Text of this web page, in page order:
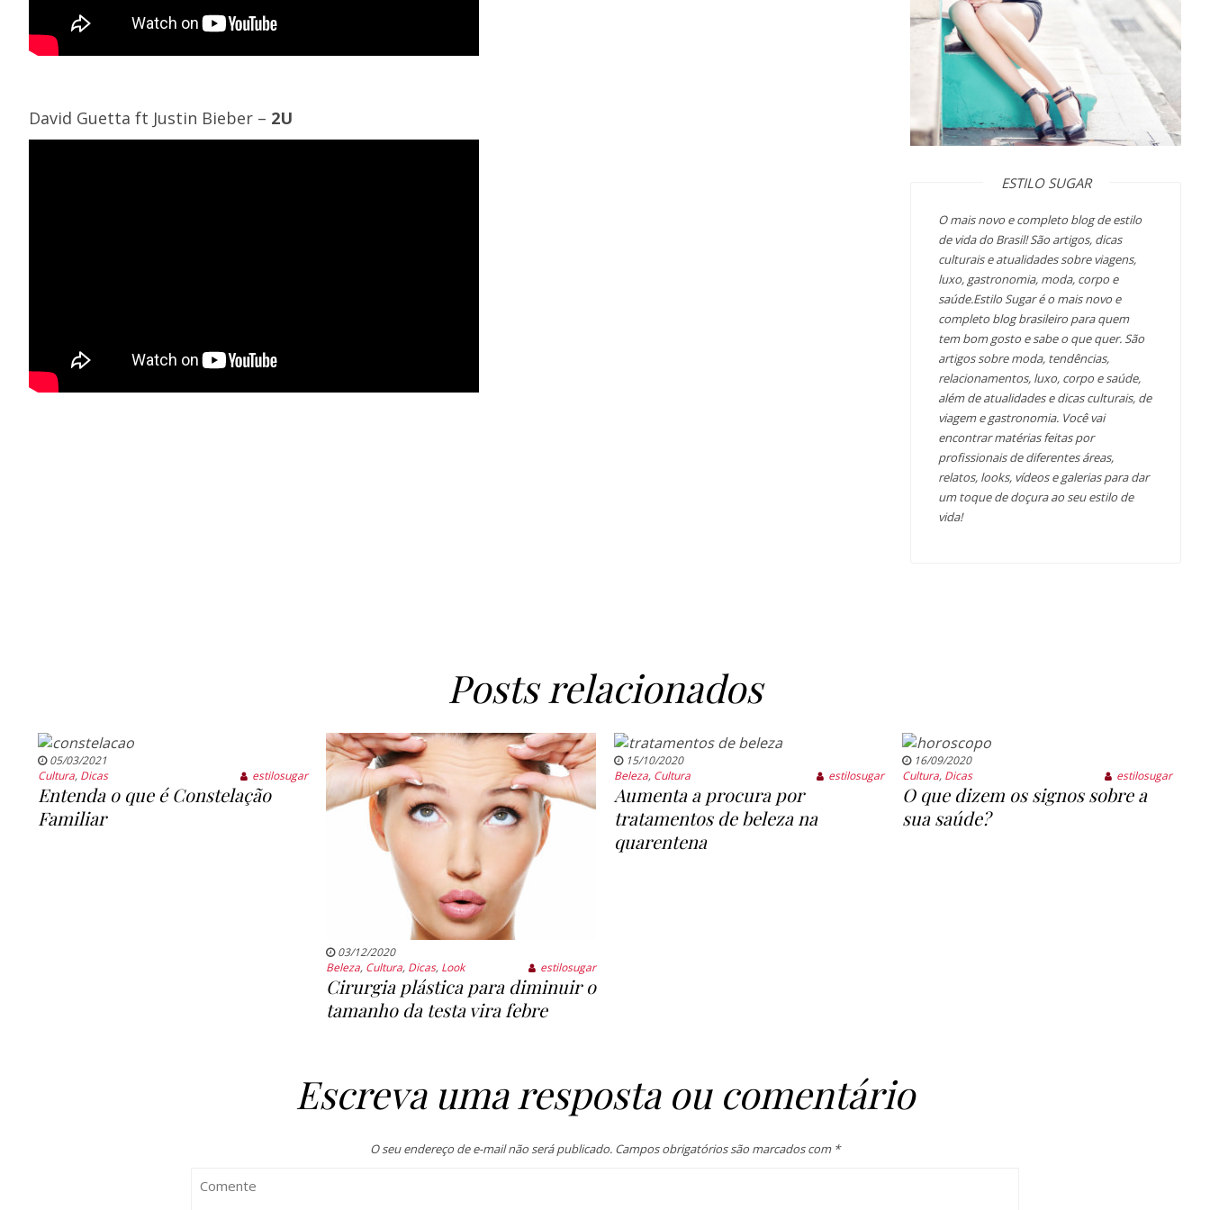
David Guetta ft Justin Bieber – 2U
ESTILO SUGAR
O mais novo e completo blog de estilo
de vida do Brasil! São artigos, dicas
culturais e atualidades sobre viagens,
luxo, gastronomia, moda, corpo e
saúde.Estilo Sugar é o mais novo e
completo blog brasileiro para quem
tem bom gosto e sabe o que quer. São
artigos sobre moda, tendências,
relacionamentos, luxo, corpo e saúde,
além de atualidades e dicas culturais, de
viagem e gastronomia. Você vai
encontrar matérias feitas por
profissionais de diferentes áreas,
relatos, looks, vídeos e galerias para dar
um toque de doçura ao seu estilo de
vida!
Posts relacionados
05/03/2021
Cultura, Dicas estilosugar
Entenda o que é Constelação
Familiar
03/12/2020
Beleza, Cultura, Dicas, Look estilosugar
Cirurgia plástica para diminuir o
tamanho da testa vira febre
15/10/2020
Beleza, Cultura estilosugar
Aumenta a procura por
tratamentos de beleza na
quarentena
16/09/2020
Cultura, Dicas estilosugar
O que dizem os signos sobre a
sua saúde?
Escreva uma resposta ou comentário
O seu endereço de e-mail não será publicado. Campos obrigatórios são marcados com *